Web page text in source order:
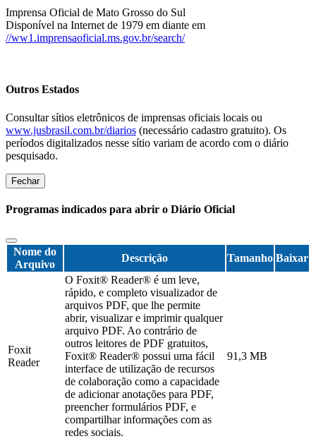
Imprensa Oficial de Mato Grosso do Sul
Disponível na Internet de 1979 em diante em
//ww1.imprensaoficial.ms.gov.br/search/
Outros Estados
Consultar sítios eletrônicos de imprensas oficiais locais ou
www.jusbrasil.com.br/diarios (necessário cadastro gratuito). Os
períodos digitalizados nesse sítio variam de acordo com o diário
pesquisado.
Fechar
Programas indicados para abrir o Diário Oficial
Nome do
Arquivo
Descrição Tamanho Baixar
Foxit
Reader
O Foxit® Reader® é um leve,
rápido, e completo visualizador de
arquivos PDF, que lhe permite
abrir, visualizar e imprimir qualquer
arquivo PDF. Ao contrário de
outros leitores de PDF gratuitos,
Foxit® Reader® possui uma fácil
interface de utilização de recursos
de colaboração como a capacidade
de adicionar anotações para PDF,
preencher formulários PDF, e
compartilhar informações com as
redes sociais.
91,3 MB